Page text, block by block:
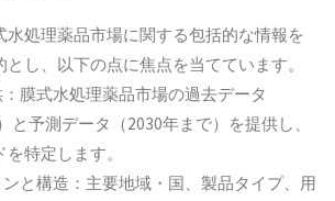
水処理薬品市場に関する包括的な情報を
し、以下の点に焦点を当てています。
膜式水処理薬品市場の過去データ
と予測データ（2030年まで）を提供し、
特定します。
と構造：主要地域・国、製品タイプ、用